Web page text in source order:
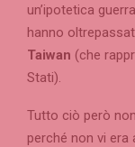
un’ipotetica
hanno
Taiwan (che
Stati).
Tutto ciò però
perché non vi